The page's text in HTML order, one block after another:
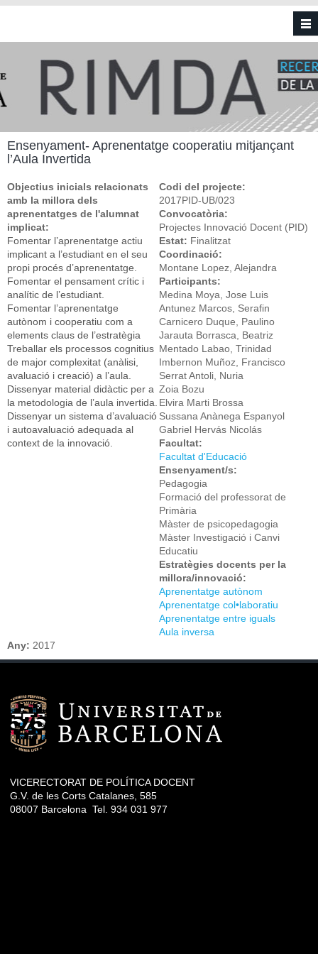
Vés al contingut
Ensenyament- Aprenentatge cooperatiu mitjançant
l’Aula Invertida
Objectius inicials relacionats
amb la millora dels
aprenentatges de l'alumnat
implicat:
Fomentar l’aprenentatge actiu
implicant a l’estudiant en el seu
propi procés d’aprenentatge.
Fomentar el pensament crític i
analític de l’estudiant.
Fomentar l’aprenentatge
autònom i cooperatiu com a
elements claus de l’estratègia
Treballar els processos cognitius
de major complexitat (anàlisi,
avaluació i creació) a l’aula.
Dissenyar material didàctic per a
la metodologia de l’aula invertida.
Dissenyar un sistema d’avaluació
i autoavaluació adequada al
context de la innovació.
Codi del projecte:
2017PID-UB/023
Convocatòria:
Projectes Innovació Docent (PID)
Estat: Finalitzat
Coordinació:
Montane Lopez, Alejandra
Participants:
Medina Moya, Jose Luis
Antunez Marcos, Serafin
Carnicero Duque, Paulino
Jarauta Borrasca, Beatriz
Mentado Labao, Trinidad
Imbernon Muñoz, Francisco
Serrat Antoli, Nuria
Zoia Bozu
Elvira Marti Brossa
Sussana Anànega Espanyol
Gabriel Hervás Nicolás
Facultat:
Facultat d'Educació
Ensenyament/s:
Pedagogia
Formació del professorat de
Primària
Màster de psicopedagogia
Màster Investigació i Canvi
Educatiu
Estratègies docents per la
millora/innovació:
Aprenentatge autònom
Aprenentatge col•laboratiu
Aprenentatge entre iguals
Aula inversa
Any: 2017
VICERECTORAT DE POLÍTICA DOCENT
G.V. de les Corts Catalanes, 585
08007 Barcelona Tel. 934 031 977